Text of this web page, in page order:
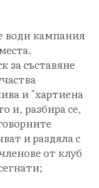
води кампания
за съставяне
и "хартиена
и, разбира се,
и раздяла с
от клуб